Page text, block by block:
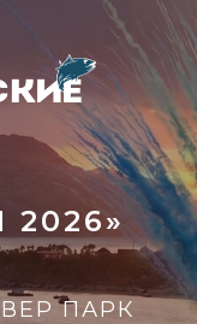
ПАРК